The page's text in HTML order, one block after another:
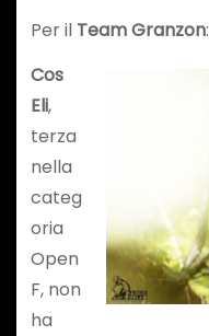
Per il Team Granzon:
Cos
Eli,
terza
nella
categ
oria
Open
F, non
ha